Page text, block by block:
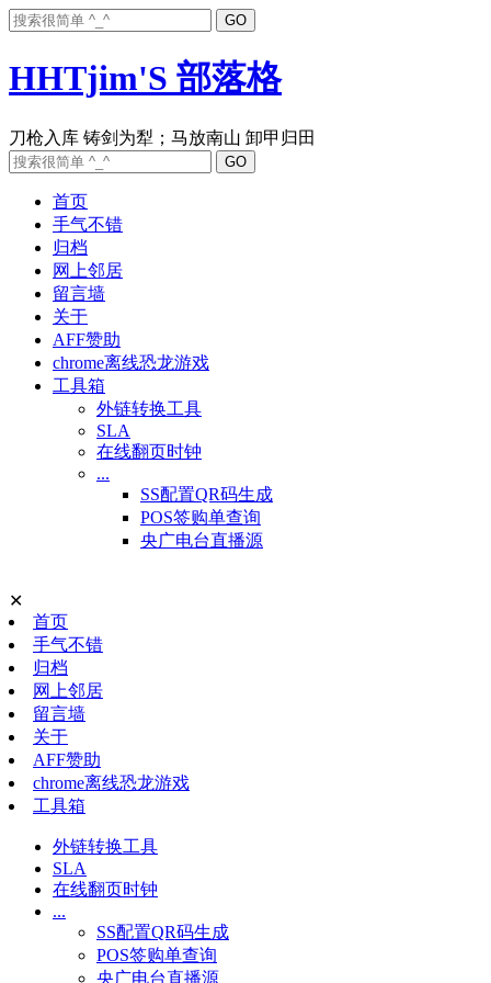
HHTjim'S 部落格
首页
手气不错
归档
网上邻居
留言墙
关于
AFF赞助
chrome离线恐龙游戏
工具箱
外链转换工具
SLA
在线翻页时钟
...
SS配置QR码生成
POS签购单查询
央广电台直播源
✕
首页
手气不错
归档
网上邻居
留言墙
关于
AFF赞助
chrome离线恐龙游戏
工具箱
外链转换工具
SLA
在线翻页时钟
...
SS配置QR码生成
POS签购单查询
央广电台直播源